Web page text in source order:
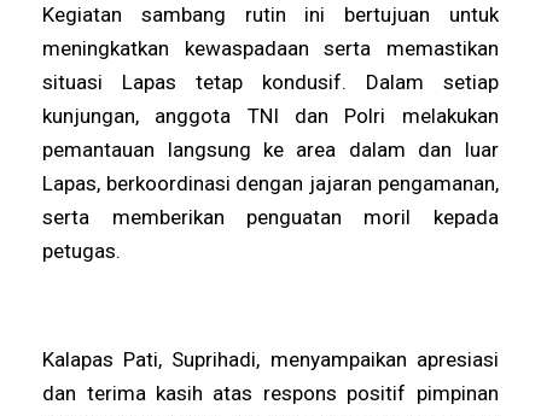
Kegiatan sambang rutin ini bertujuan untuk
meningkatkan kewaspadaan serta memastikan
situasi Lapas tetap kondusif. Dalam setiap
kunjungan, anggota TNI dan Polri melakukan
pemantauan langsung ke area dalam dan luar
Lapas, berkoordinasi dengan jajaran pengamanan,
serta memberikan penguatan moril kepada
petugas.
Kalapas Pati, Suprihadi, menyampaikan apresiasi
dan terima kasih atas respons positif pimpinan